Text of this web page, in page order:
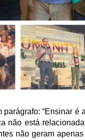
“Ensinar é
não está
não geram